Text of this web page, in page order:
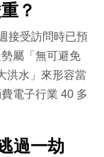
？
接受訪問時已預
屬「無可避免
洪水」來形容當
電子行業 40 多
過一劫